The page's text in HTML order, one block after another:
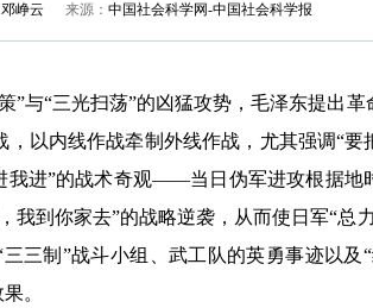
邓峥云 来源： 中国社会科学网-中国社会科学报
“三光扫荡”的凶猛攻势，毛泽东提出革
以内线作战牵制外线作战，尤其强调“要
我进”的战术奇观——当日伪军进攻根据地
我到你家去”的战略逆袭，从而使日军“总
三制”战斗小组、武工队的英勇事迹以及
。